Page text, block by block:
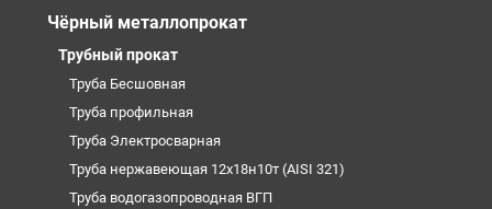
Чёрный металлопрокат
Трубный прокат
Труба Бесшовная
Труба профильная
Труба Электросварная
Труба нержавеющая 12х18н10т (AISI 321)
Труба водогазопроводная ВГП